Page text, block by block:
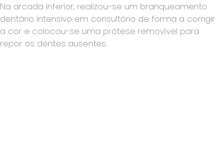
Na arcada inferior, realizou-se um branqueamento
dentário intensivo em consultório de forma a corrigir
a cor e colocou-se uma prótese removível para
repor os dentes ausentes.